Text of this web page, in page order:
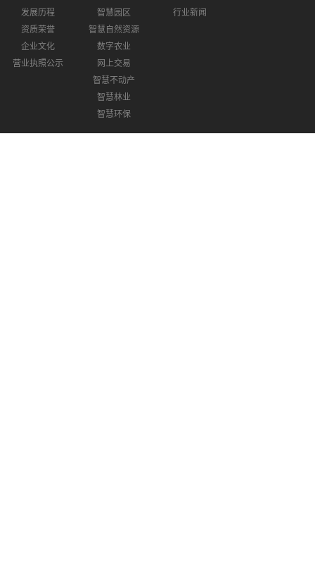
发展历程
资质荣誉
企业文化
营业执照公示
智慧园区
智慧自然资源
数字农业
网上交易
智慧不动产
智慧林业
智慧环保
行业新闻